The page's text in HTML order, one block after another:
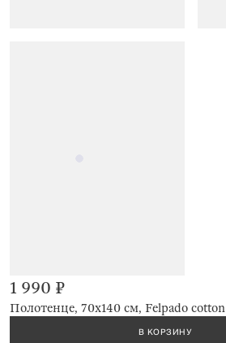
Полотенце, 70х140 см, Felpado cotton
1 990 ₽
В КОРЗИНУ